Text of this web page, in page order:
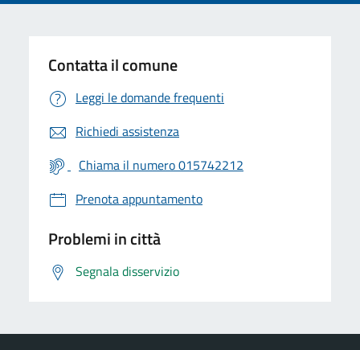
Contatta il comune
Leggi le domande frequenti
Richiedi assistenza
Chiama il numero 015742212
Prenota appuntamento
Problemi in città
Segnala disservizio